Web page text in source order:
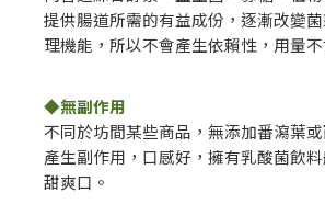
提供腸道所需的有益成份，逐漸改變
理機能，所以不會產生依賴性，用量不
◆無副作用
不同於坊間某些商品，無添加番瀉葉
產生副作用，口感好，擁有乳酸菌飲
甜爽口。